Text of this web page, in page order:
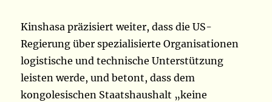
Kinshasa präzisiert weiter, dass die US-
Regierung über spezialisierte Organisationen
logistische und technische Unterstützung
leisten werde, und betont, dass dem
kongolesischen Staatshaushalt „keine